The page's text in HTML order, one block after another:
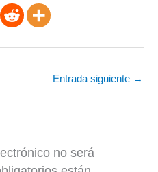
Entrada siguiente →
no será